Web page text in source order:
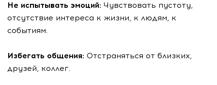
Не испытывать эмоций: Чувствовать пустоту,
отсутствие интереса к жизни, к людям, к
событиям.
Избегать общения: Отстраняться от близких,
друзей, коллег.